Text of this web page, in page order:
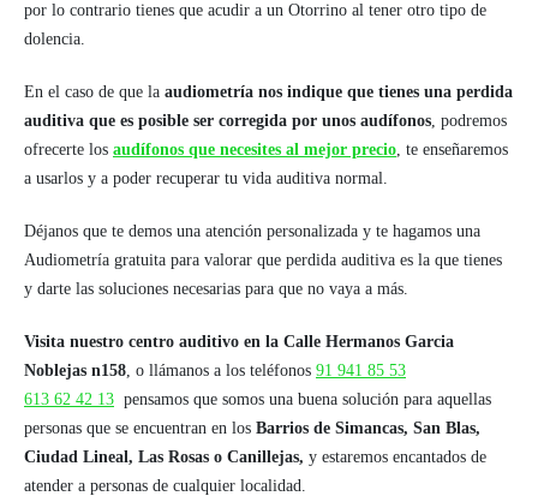
por lo contrario tienes que acudir a un Otorrino al tener otro tipo de
dolencia.
En el caso de que la audiometría nos indique que tienes una perdida
auditiva que es posible ser corregida por unos audífonos, podremos
ofrecerte los audífonos que necesites al mejor precio, te enseñaremos
a usarlos y a poder recuperar tu vida auditiva normal.
Déjanos que te demos una atención personalizada y te hagamos una
Audiometría gratuita para valorar que perdida auditiva es la que tienes
y darte las soluciones necesarias para que no vaya a más.
Visita nuestro centro auditivo en la Calle Hermanos Garcia
Noblejas n158, o llámanos a los teléfonos 91 941 85 53
613 62 42 13 pensamos que somos una buena solución para aquellas
personas que se encuentran en los Barrios de Simancas, San Blas,
Ciudad Lineal, Las Rosas o Canillejas, y estaremos encantados de
atender a personas de cualquier localidad.